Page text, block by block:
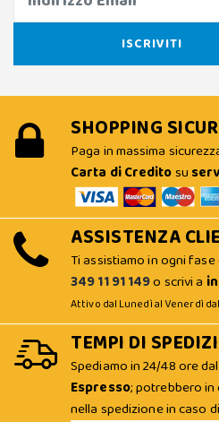
SHOPPING
Paga in massima
Carta di Creditosu
ASSISTENZA
Ti assistiamo in ogni
349 11 91 149o scrivi a
Attivo dal Lunedì al Venerdì
TEMPI DI
Spediamo in 24/48 ore
Espresso; potrebbero
nella spedizione in caso